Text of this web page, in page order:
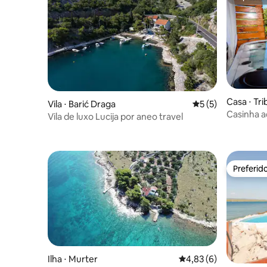
Vila ⋅ Barić Draga 5 de uma
5 (5)
Vila de luxo Lucija por aneo travel
Casa ⋅
Casinha
Ilha ⋅ Murter 4,83 de uma
4,83 (6)